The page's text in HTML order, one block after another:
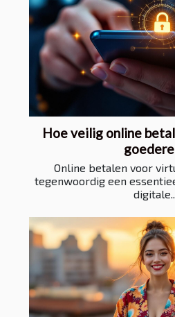
Hoe veilig online
Online betalen voor
tegenwoordig een